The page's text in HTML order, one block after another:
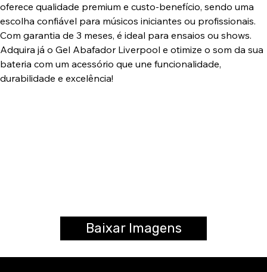
oferece qualidade premium e custo-benefício, sendo uma
escolha confiável para músicos iniciantes ou profissionais.
Com garantia de 3 meses, é ideal para ensaios ou shows.
Adquira já o Gel Abafador Liverpool e otimize o som da sua
bateria com um acessório que une funcionalidade,
durabilidade e excelência!
Baixar Imagens